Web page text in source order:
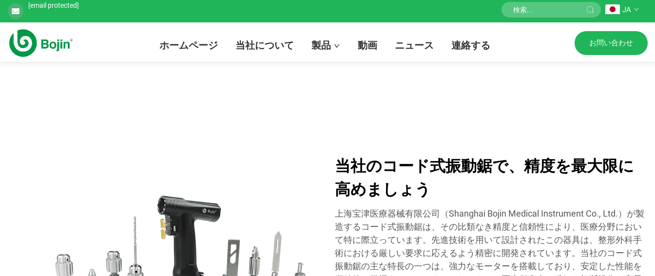
[email protected] JA
ホームページ 当社について 製品 動画 ニュース 連絡する お問い合わせ
当社のコード式振動鋸で、精度を最大限に
高めましょう
上海宝津医療器械有限公司（Shanghai Bojin Medical Instrument Co., Ltd.）が製
造するコード式振動鋸は、その比類なき精度と信頼性により、医療分野におい
て特に際立っています。先進技術を用いて設計されたこの器具は、整形外科手
術における厳しい要求に応えるよう精密に開発されています。当社のコード式
振動鋸の主な特長の一つは、強力なモーターを搭載しており、安定した性能を